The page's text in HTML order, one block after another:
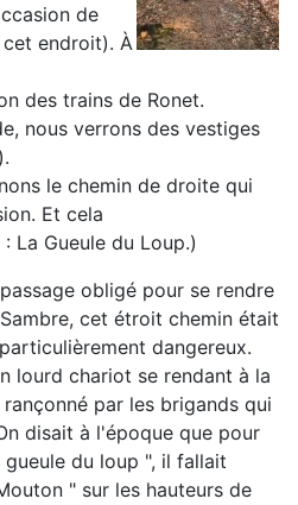
de
endroit). À
des trains de Ronet.
nous verrons des vestiges
le chemin de droite qui
Et cela
La Gueule du Loup.)
obligé pour se rendre
cet étroit chemin était
dangereux.
lourd chariot se rendant à la
par les brigands qui
disait à l'époque que pour
du loup ", il fallait
" sur les hauteurs de